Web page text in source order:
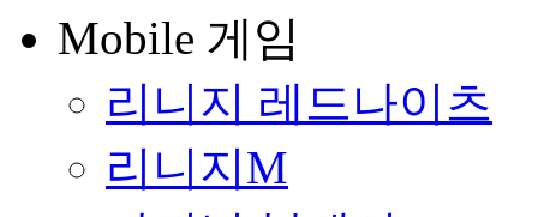
Mobile 게임
리니지 레드나이츠
리니지M